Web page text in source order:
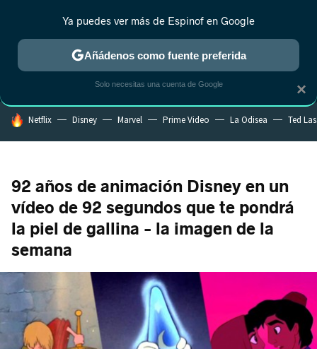
MENÚ NUEVO
ESTRENOS REALITY ANIME RANKINGS CINE
HOY SE HABLA DE
Netflix Disney Marvel Prime Video La Odisea Ted
92 años de animación Disney en un
vídeo de 92 segundos que te pondrá
la piel de gallina - la imagen de la
semana
×
Ya puedes ver más de Espinof en Google
Añádenos como fuente preferida
Solo necesitas una cuenta de Google